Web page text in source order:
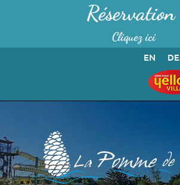
Panneau de gestion des cookiesRéservation
Cliquez ici
EN DE